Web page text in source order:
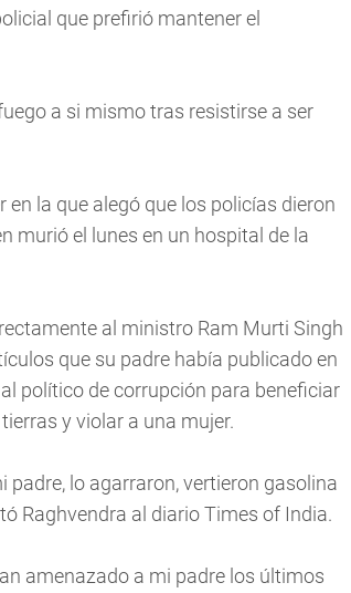
que prefirió mantener el
a si mismo tras resistirse a ser
la que alegó que los policías dieron
murió el lunes en un hospital de la
al ministro Ram Murti Singh
que su padre había publicado en
político de corrupción para beneficiar
y violar a una mujer.
lo agarraron, vertieron gasolina
Raghvendra al diario Times of India.
amenazado a mi padre los últimos